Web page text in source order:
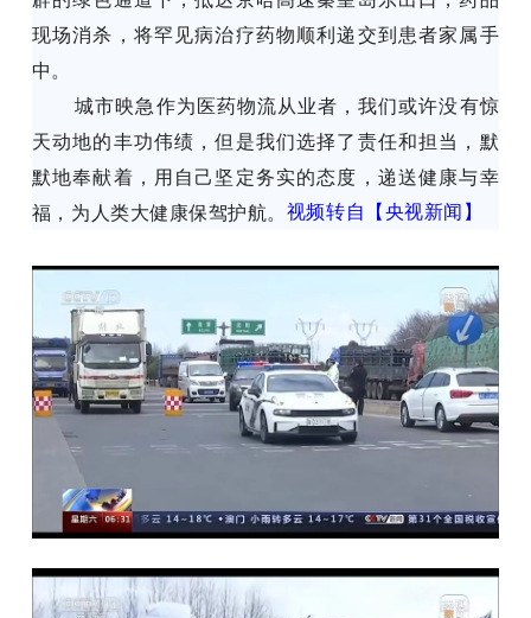
现场消杀，将罕见病治疗药物顺利递交到患者家属手
中。
城市映急作为医药物流从业者，我们或许没有惊
天动地的丰功伟绩，但是我们选择了责任和担当，默
默地奉献着，用自己坚定务实的态度，递送健康与幸
福，为人类大健康保驾护航。 视频转自【央视新闻】